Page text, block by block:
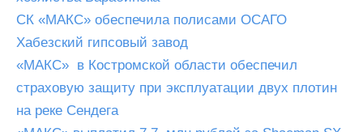
СК «МАКС» обеспечила полисами ОСАГО
Хабезский гипсовый завод
«МАКС» в Костромской области обеспечил
страховую защиту при эксплуатации двух плотин
на реке Сендега